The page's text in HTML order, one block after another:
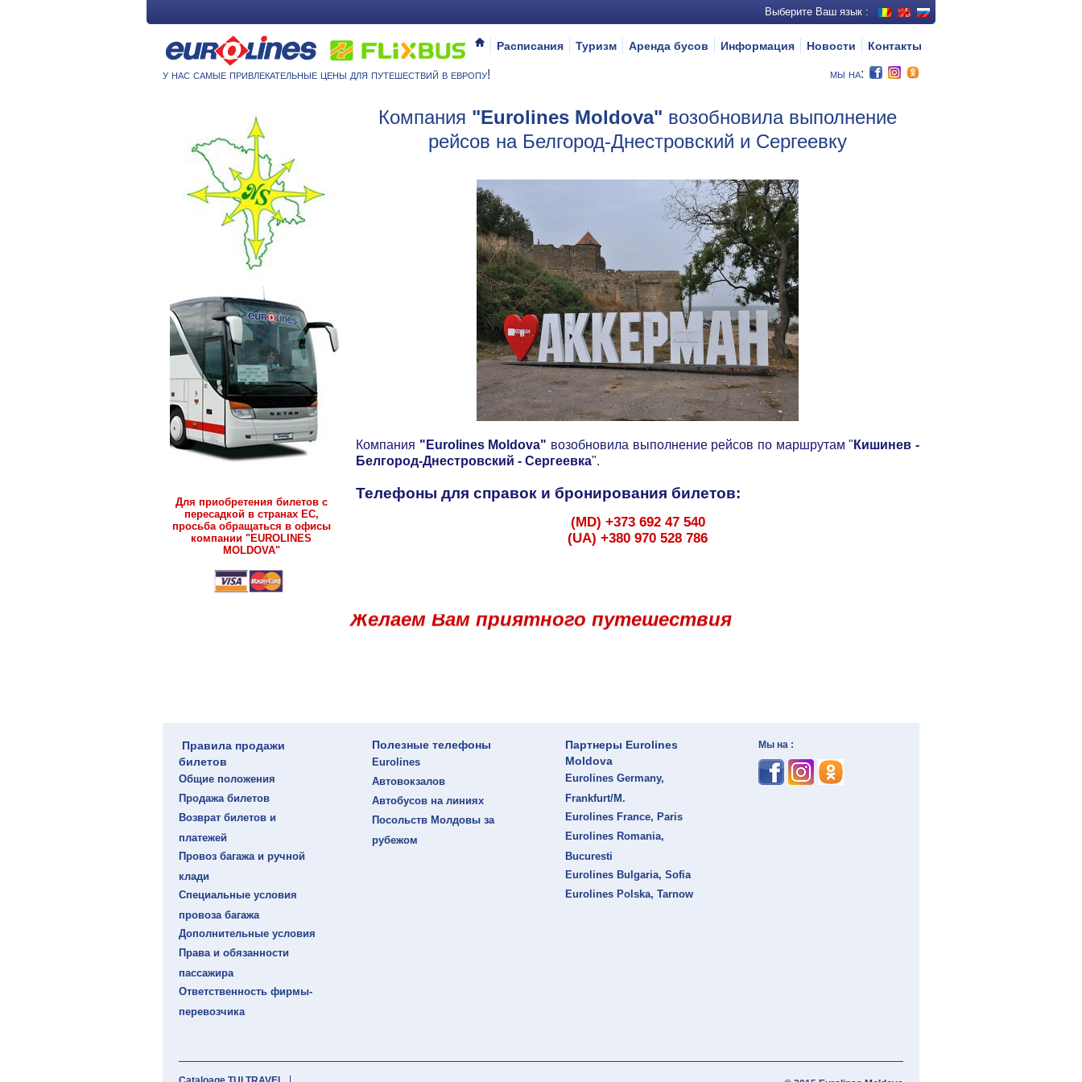
Выберите Ваш язык :
Расписания Туризм Аренда бусов Информация Новости Контакты
у нас самые привлекательные цены для путешествий в европу! мы на:
Для приобретения билетов с
пересадкой в странах ЕС,
просьба обращаться в офисы
компании "EUROLINES
MOLDOVA"
Компания "Eurolines Moldova" возобновила выполнение
рейсов на Белгород-Днестровский и Сергеевку
Компания "Eurolines Moldova" возобновила выполнение рейсов по маршрутам " Кишинев -
Белгород-Днестровский - Сергеевка".
Телефоны для справок и бронирования билетов:
(MD) +373 692 47 540
(UA) +380 970 528 786
Правила продажи
билетов
Общие положения
Продажа билетов
Возврат билетов и
платежей
Провоз багажа и ручной
клади
Специальные условия
провоза багажа
Дополнительные условия
Права и обязанности
пассажира
Ответственность фирмы-
перевозчика
Полезные телефоны
Eurolines
Автовокзалов
Автобусов на линиях
Посольств Молдовы за
рубежом
Партнеры Eurolines
Moldova
Eurolines Germany,
Frankfurt/M.
Eurolines France, Paris
Eurolines Romania,
Bucuresti
Eurolines Bulgaria, Sofia
Eurolines Polska, Tarnow
Мы на :